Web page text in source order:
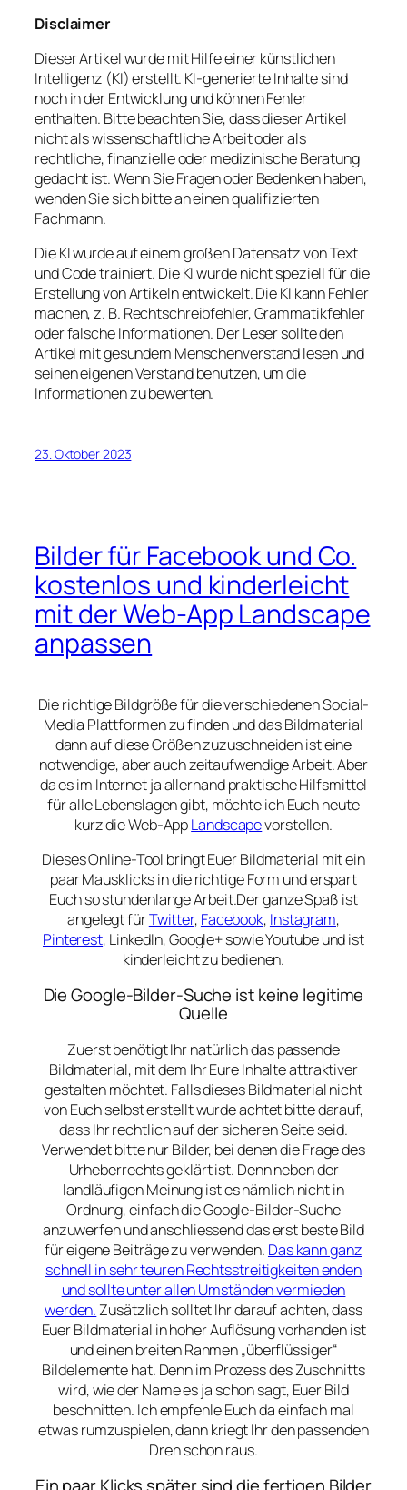
Disclaimer
Dieser Artikel wurde mit Hilfe einer künstlichen
Intelligenz (KI) erstellt. KI-generierte Inhalte sind
noch in der Entwicklung und können Fehler
enthalten. Bitte beachten Sie, dass dieser Artikel
nicht als wissenschaftliche Arbeit oder als
rechtliche, finanzielle oder medizinische Beratung
gedacht ist. Wenn Sie Fragen oder Bedenken haben,
wenden Sie sich bitte an einen qualifizierten
Fachmann.
Die KI wurde auf einem großen Datensatz von Text
und Code trainiert. Die KI wurde nicht speziell für die
Erstellung von Artikeln entwickelt. Die KI kann Fehler
machen, z. B. Rechtschreibfehler, Grammatikfehler
oder falsche Informationen. Der Leser sollte den
Artikel mit gesundem Menschenverstand lesen und
seinen eigenen Verstand benutzen, um die
Informationen zu bewerten.
23. Oktober 2023
Bilder für Facebook und Co.
kostenlos und kinderleicht
mit der Web-App Landscape
anpassen
Die richtige Bildgröße für die verschiedenen Social-
Media Plattformen zu finden und das Bildmaterial
dann auf diese Größen zuzuschneiden ist eine
notwendige, aber auch zeitaufwendige Arbeit. Aber
da es im Internet ja allerhand praktische Hilfsmittel
für alle Lebenslagen gibt, möchte ich Euch heute
kurz die Web-AppLandscapevorstellen.
Dieses Online-Tool bringt Euer Bildmaterial mit ein
paar Mausklicks in die richtige Form und erspart
Euch so stundenlange Arbeit.Der ganze Spaß ist
angelegt fürTwitter, Facebook, Instagram,
Pinterest, LinkedIn, Google+ sowie Youtube und ist
kinderleicht zu bedienen.
Die Google-Bilder-Suche ist keine legitime
Quelle
Zuerst benötigt Ihr natürlich das passende
Bildmaterial, mit dem Ihr Eure Inhalte attraktiver
gestalten möchtet. Falls dieses Bildmaterial nicht
von Euch selbst erstellt wurde achtet bitte darauf,
dass Ihr rechtlich auf der sicheren Seite seid.
Verwendet bitte nur Bilder, bei denen die Frage des
Urheberrechts geklärt ist. Denn neben der
landläufigen Meinung ist es nämlich nicht in
Ordnung, einfach die Google-Bilder-Suche
anzuwerfen und anschliessend das erst beste Bild
für eigene Beiträge zu verwenden. Das kann ganz
schnell in sehr teuren Rechtsstreitigkeiten enden
und sollte unter allen Umständen vermieden
werden. Zusätzlich solltet Ihr darauf achten, dass
Euer Bildmaterial in hoher Auflösung vorhanden ist
und einen breiten Rahmen „überflüssiger“
Bildelemente hat. Denn im Prozess des Zuschnitts
wird, wie der Name es ja schon sagt, Euer Bild
beschnitten. Ich empfehle Euch da einfach mal
etwas rumzuspielen, dann kriegt Ihr den passenden
Dreh schon raus.